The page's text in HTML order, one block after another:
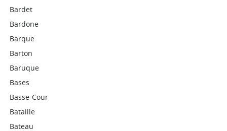
Bardet
Bardone
Barque
Barton
Baruque
Bases
Basse-Cour
Bataille
Bateau